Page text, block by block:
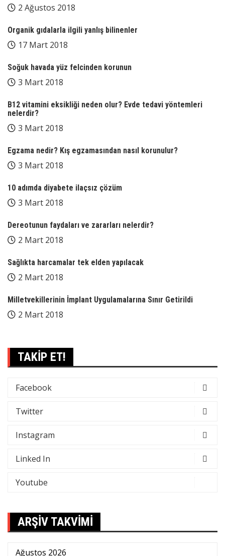
2 Ağustos 2018
Organik gıdalarla ilgili yanlış bilinenler
17 Mart 2018
Soğuk havada yüz felcinden korunun
3 Mart 2018
B12 vitamini eksikliği neden olur? Evde tedavi yöntemleri
nelerdir?
3 Mart 2018
Egzama nedir? Kış egzamasından nasıl korunulur?
3 Mart 2018
10 adımda diyabete ilaçsız çözüm
3 Mart 2018
Dereotunun faydaları ve zararları nelerdir?
2 Mart 2018
Sağlıkta harcamalar tek elden yapılacak
2 Mart 2018
Milletvekillerinin İmplant Uygulamalarına Sınır Getirildi
2 Mart 2018
TAKİP ET!
Facebook
Twitter
Instagram
Linked In
Youtube
ARŞİV TAKVİMİ
Ağustos 2026